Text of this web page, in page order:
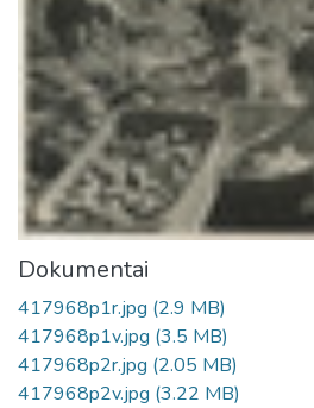
Dokumentai
417968p1r.jpg (2.9 MB)
417968p1v.jpg (3.5 MB)
417968p2r.jpg (2.05 MB)
417968p2v.jpg (3.22 MB)